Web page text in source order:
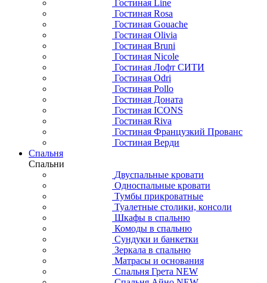
Гостиная Line
Гостиная Rosa
Гостиная Gouache
Гостиная Olivia
Гостиная Bruni
Гостиная Nicole
Гостиная Лофт СИТИ
Гостиная Odri
Гостиная Pollo
Гостиная Доната
Гостиная ICONS
Гостиная Riva
Гостиная Французкий Прованс
Гостиная Верди
Спальня
Спальни
Двуспальные кровати
Односпальные кровати
Тумбы прикроватные
Туалетные столики, консоли
Шкафы в спальню
Комоды в спальню
Сундуки и банкетки
Зеркала в спальню
Матрасы и основания
Спальня Грета NEW